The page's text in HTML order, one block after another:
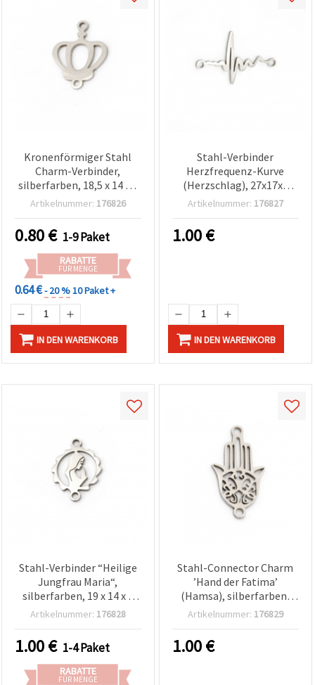
Kronenförmiger Stahl
Charm-Verbinder,
silberfarben, 18,5 x 14 x 1
mm, Loch 1,5 mm – 2
Artikelnummer: 176826
0.80€ 1-9 Paket
RABATTE
FÜR MENGE
0.64 €- 20 %10 Paket +
IN DEN WARENKORB
Stahl-Verbinder
Herzfrequenz-Kurve
(Herzschlag), 27x17x1
mm, Loch 1,5 mm,
Artikelnummer: 176827
1.00€
IN DEN WARENKORB
Stahl-Verbinder “Heilige
Jungfrau Maria“,
silberfarben, 19 x 14 x 1
mm, Loch 1 mm, 2er-Set –
Ketten & spirituellen
Schmuck
Artikelnummer: 176828
1.00€ 1-4 Paket
RABATTE
FÜR MENGE
Stahl-Connector Charm
’Hand der Fatima’
(Hamsa), silberfarben,
21×11,5×1 mm, Loch 1
Artikelnummer: 176829
1.00€